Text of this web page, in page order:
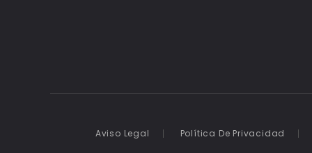
Aviso Legal Política De Privacidad